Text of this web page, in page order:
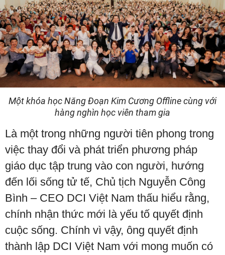
Một khóa học Năng Đoạn Kim Cương Offline cùng với
hàng nghìn học viên tham gia
Là một trong những người tiên phong trong
việc thay đổi và phát triển phương pháp
giáo dục tập trung vào con người, hướng
đến lối sống tử tế, Chủ tịch Nguyễn Công
Bình – CEO DCI Việt Nam thấu hiểu rằng,
chính nhận thức mới là yếu tố quyết định
cuộc sống. Chính vì vậy, ông quyết định
thành lập DCI Việt Nam với mong muốn có